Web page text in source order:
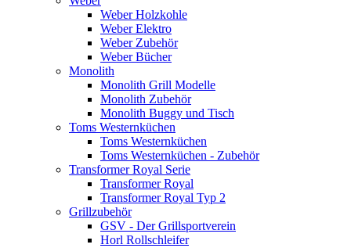
Weber Holzkohle
Weber Elektro
Weber Zubehör
Weber Bücher
Monolith
Monolith Grill Modelle
Monolith Zubehör
Monolith Buggy und Tisch
Toms Westernküchen
Toms Westernküchen
Toms Westernküchen - Zubehör
Transformer Royal Serie
Transformer Royal
Transformer Royal Typ 2
Grillzubehör
GSV - Der Grillsportverein
Horl Rollschleifer